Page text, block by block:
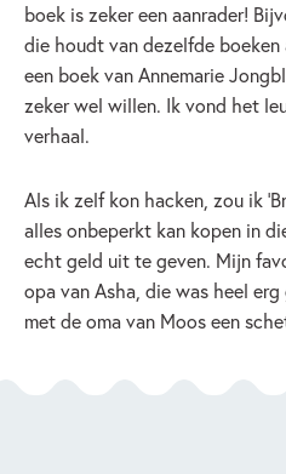
boek is zeker een aanrader!
die houdt van dezelfde
een boek van Annemarie
zeker wel willen. Ik vond het
verhaal.
Als ik zelf kon hacken, zou ik
alles onbeperkt kan kopen in
echt geld uit te geven. Mijn
opa van Asha, die was heel
met de oma van Moos een